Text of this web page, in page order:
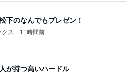
下のなんでもプレゼン！
ス 11時間前
が持つ高いハードル